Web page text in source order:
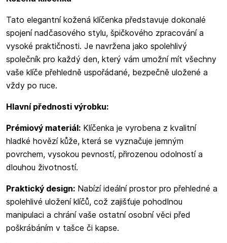
Tato elegantní kožená klíčenka představuje dokonalé
spojení nadčasového stylu, špičkového zpracování a
vysoké praktičnosti. Je navržena jako spolehlivý
společník pro každý den, který vám umožní mít všechny
vaše klíče přehledně uspořádané, bezpečně uložené a
vždy po ruce.
Hlavní přednosti výrobku:
Prémiový materiál: Klíčenka je vyrobena z kvalitní
hladké hovězí kůže, která se vyznačuje jemným
povrchem, vysokou pevností, přirozenou odolností a
dlouhou životností.
Praktický design: Nabízí ideální prostor pro přehledné a
spolehlivé uložení klíčů, což zajišťuje pohodlnou
manipulaci a chrání vaše ostatní osobní věci před
poškrábáním v tašce či kapse.